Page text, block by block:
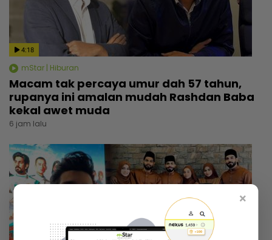
4:18
mStar | Hiburan
Macam tak percaya umur dah 57 tahun,
rupanya ini amalan mudah Rashdan Baba
kekal awet muda
6 jam lalu
×